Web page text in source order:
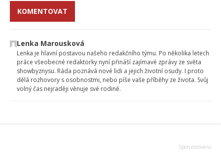
KOMENTOVAT
Lenka Marousková
Lenka je hlavní postavou našeho redakčního týmu. Po několika letech
práce všeobecné redaktorky nyní přináší zajímavé zprávy ze světa
showbyznysu. Ráda poznává nové lidi a jejich životní osudy. I proto
dělá rozhovory s osobnostmi, nebo píše vaše příběhy ze života. Svůj
volný čas nejraději věnuje své rodině.